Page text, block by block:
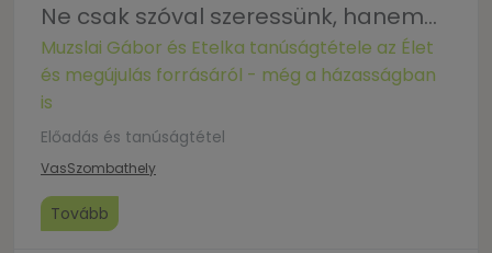
Ne csak szóval szeressünk, hanem…
Muzslai Gábor és Etelka tanúságtétele az Élet
és megújulás forrásáról - még a házasságban
is
Előadás és tanúságtétel
VasSzombathely
Tovább